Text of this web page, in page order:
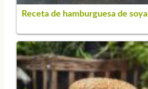
Receta de hamburguesa de soya